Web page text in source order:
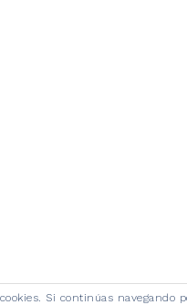
Si continúas navegando